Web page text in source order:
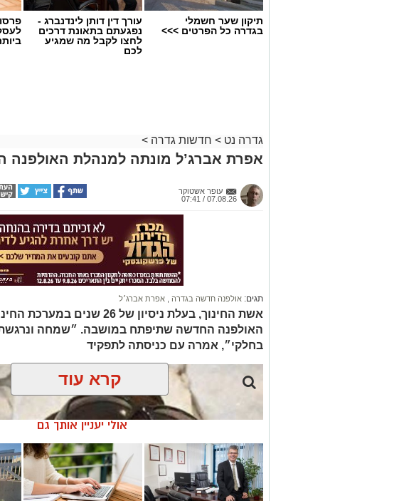
תיקון שער חשמלי
בגדרה כל הפרטים >>>
עורך דין דותן לינדנברג -
נפגעתם בתאונת דרכים
לחצו לקבל מה שמגיע
לכם
גדרה נט > חדשות גדרה >
אפרת אברג’ל מונתה למנהלת האולפנה
עופר אשטוקר
07.08.26 / 07:41
תגים: אולפנה חדשה בגדרה אפרת אברג׳ל
אשת החינוך, בעלת ניסיון של 26
האולפנה החדשה שתיפתח במושבה. ״שמחה
בחלקי״, אמרה עם כניסתה לתפקיד
קרא עוד
אולי יעניין אותך גם